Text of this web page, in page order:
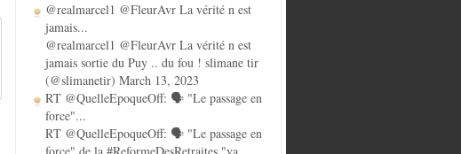
@realmarcel1 @FleurAvr La vérité n est
jamais...
@realmarcel1 @FleurAvr La vérité n est
jamais sortie du Puy .. du fou ! slimane tir
(@slimanetir) March 13, 2023
RT @QuelleEpoqueOff: 🗣️ "Le passage en
force"...
RT @QuelleEpoqueOff: 🗣️ "Le passage en